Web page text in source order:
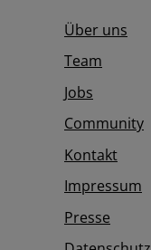
Über uns
Team
Jobs
Community
Kontakt
Impressum
Presse